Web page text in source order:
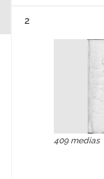
2
409 medias